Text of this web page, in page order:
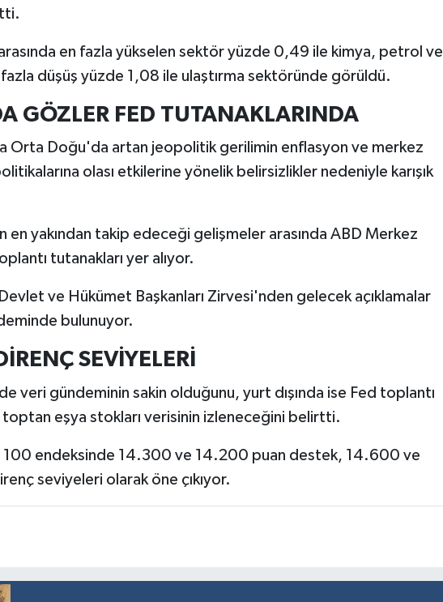
en fazla yükselen sektör yüzde 0,49 ile kimya, petrol ve
düşüş yüzde 1,08 ile ulaştırma sektöründe görüldü.
GÖZLER FED TUTANAKLARINDA
Orta Doğu'da artan jeopolitik gerilimin enflasyon ve merkez
olası etkilerine yönelik belirsizlikler nedeniyle karışık
en yakından takip edeceği gelişmeler arasında ABD Merkez
tutanakları yer alıyor.
ve Hükümet Başkanları Zirvesi'nden gelecek açıklamalar
bulunuyor.
SEVİYELERİ
veri gündeminin sakin olduğunu, yurt dışında ise Fed toplantı
toptan eşya stokları verisinin izleneceğini belirtti.
100 endeksinde 14.300 ve 14.200 puan destek, 14.600 ve
seviyeleri olarak öne çıkıyor.